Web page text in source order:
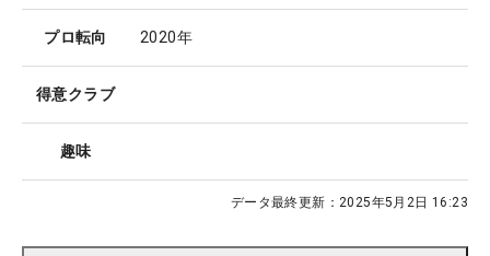
プロ転向 2020年
得意クラブ
趣味
データ最終更新： 2025年5月2日 16:23